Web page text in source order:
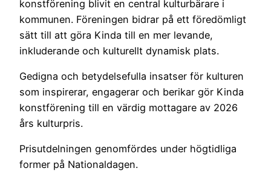
konstförening blivit en central kulturbärare i
kommunen. Föreningen bidrar på ett föredömligt
sätt till att göra Kinda till en mer levande,
inkluderande och kulturellt dynamisk plats.
Gedigna och betydelsefulla insatser för kulturen
som inspirerar, engagerar och berikar gör Kinda
konstförening till en värdig mottagare av 2026
års kulturpris.
Prisutdelningen genomfördes under högtidliga
former på Nationaldagen.